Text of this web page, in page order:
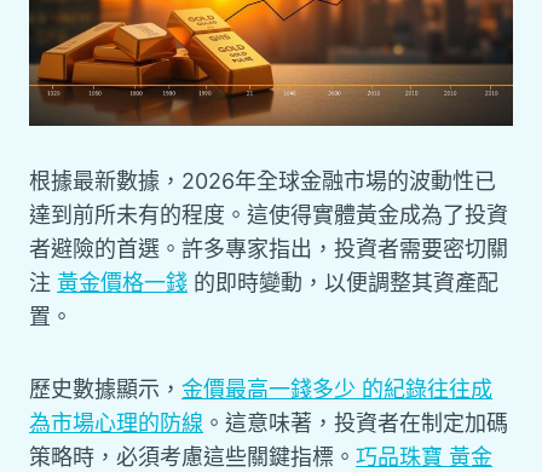
根據最新數據，2026年全球金融市場的波動性已
達到前所未有的程度。這使得實體黃金成為了投資
者避險的首選。許多專家指出， 投資者需要密切關
注 黃金價格一錢 的即時變動 ，以便調整其資產配
置。
歷史數據顯示， 金價最高一錢多少 的紀錄往往成
為市場心理的防線 。這意味著，投資者在制定加碼
策略時，必須考慮這些關鍵指標。 巧品珠寶 黃金